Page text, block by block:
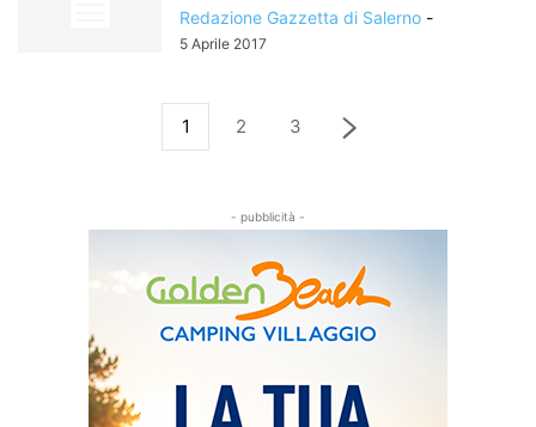
Redazione Gazzetta di Salerno -
5 Aprile 2017
1 2 3
- pubblicità -